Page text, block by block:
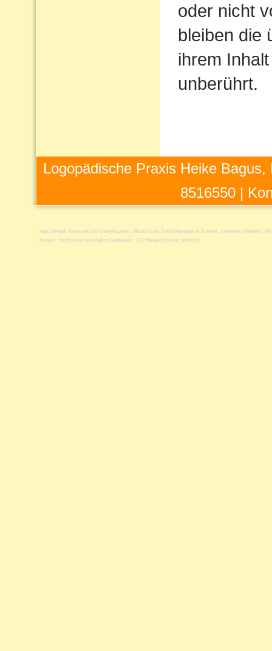
oder nicht
bleiben die
ihrem
unberührt.
Logopädische Praxis Heike
8516550 |
nuschelige Aussprache Oberhausen , Mund Ess Trinktherapie in Essen , Naeseln Velbert ,
Essen , Schluckstoerungen Gladbeck , Cochleaimplantat Bottrop